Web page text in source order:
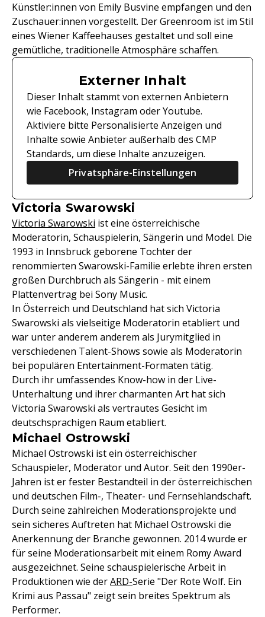
Künstler:innen von Emily Busvine empfangen und den
Zuschauer:innen vorgestellt. Der Greenroom ist im Stil
eines Wiener Kaffeehauses gestaltet und soll eine
gemütliche, traditionelle Atmosphäre schaffen.
Externer Inhalt
Dieser Inhalt stammt von externen Anbietern
wie Facebook, Instagram oder Youtube.
Aktiviere bitte Personalisierte Anzeigen und
Inhalte sowie Anbieter außerhalb des CMP
Standards, um diese Inhalte anzuzeigen.
Privatsphäre-Einstellungen
Victoria Swarowski
Victoria Swarowski ist eine österreichische
Moderatorin, Schauspielerin, Sängerin und Model. Die
1993 in Innsbruck geborene Tochter der
renommierten Swarowski-Familie erlebte ihren ersten
großen Durchbruch als Sängerin - mit einem
Plattenvertrag bei Sony Music.
In Österreich und Deutschland hat sich Victoria
Swarowski als vielseitige Moderatorin etabliert und
war unter anderem anderem als Jurymitglied in
verschiedenen Talent-Shows sowie als Moderatorin
bei populären Entertainment-Formaten tätig.
Durch ihr umfassendes Know-how in der Live-
Unterhaltung und ihrer charmanten Art hat sich
Victoria Swarowski als vertrautes Gesicht im
deutschsprachigen Raum etabliert.
Michael Ostrowski
Michael Ostrowski ist ein österreichischer
Schauspieler, Moderator und Autor. Seit den 1990er-
Jahren ist er fester Bestandteil in der österreichischen
und deutschen Film-, Theater- und Fernsehlandschaft.
Durch seine zahlreichen Moderationsprojekte und
sein sicheres Auftreten hat Michael Ostrowski die
Anerkennung der Branche gewonnen. 2014 wurde er
für seine Moderationsarbeit mit einem Romy Award
ausgezeichnet. Seine schauspielerische Arbeit in
Produktionen wie derARD-Serie "Der Rote Wolf. Ein
Krimi aus Passau" zeigt sein breites Spektrum als
Performer.